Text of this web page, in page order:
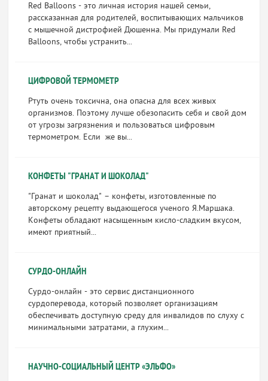
Red Balloons - это личная история нашей семьи,
рассказанная для родителей, воспитывающих мальчиков
с мышечной дистрофией Дюшенна. Мы придумали Red
Balloons, чтобы устранить...
ЦИФРОВОЙ ТЕРМОМЕТР
Ртуть очень токсична, она опасна для всех живых
организмов. Поэтому лучше обезопасить себя и свой дом
от угрозы загрязнения и пользоваться цифровым
термометром. Если же вы...
КОНФЕТЫ "ГРАНАТ И ШОКОЛАД"
"Гранат и шоколад" – конфеты, изготовленные по
авторскому рецепту выдающегося ученого Я.Маршака.
Конфеты обладают насыщенным кисло-сладким вкусом,
имеют приятный...
СУРДО-ОНЛАЙН
Сурдо-онлайн - это сервис дистанционного
сурдоперевода, который позволяет организациям
обеспечивать доступную среду для инвалидов по слуху с
минимальными затратами, а глухим...
НАУЧНО-СОЦИАЛЬНЫЙ ЦЕНТР «ЭЛЬФО»